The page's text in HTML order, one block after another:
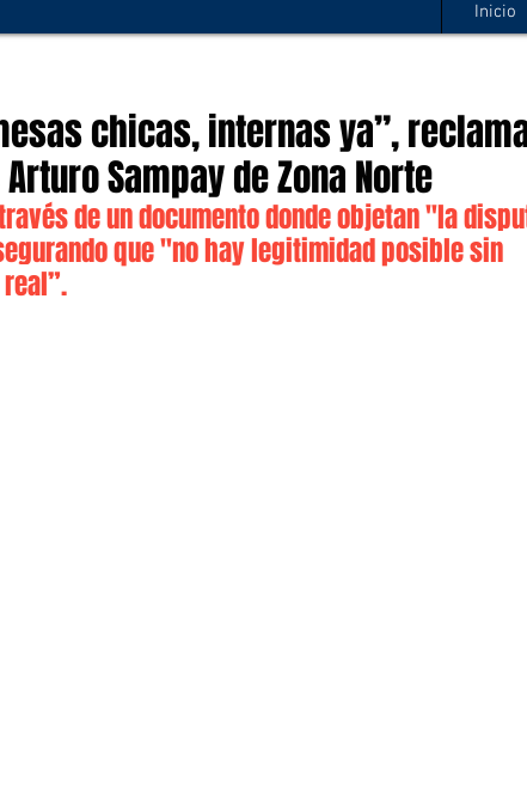
Inicio
chicas, internas ya”,
Sampay de Zona Norte
de un documento donde objetan "la
que "no hay legitimidad posible sin